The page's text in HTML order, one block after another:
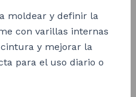
moldear y definir la
con varillas internas
y mejorar la
para el uso diario o